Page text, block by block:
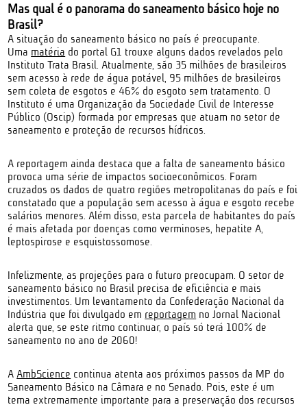
Mas qual é o panorama do saneamento básico hoje no
Brasil?
A situação do saneamento básico no país é preocupante.
Uma matéria do portal G1 trouxe alguns dados revelados pelo
Instituto Trata Brasil. Atualmente, são 35 milhões de brasileiros
sem acesso à rede de água potável, 95 milhões de brasileiros
sem coleta de esgotos e 46% do esgoto sem tratamento. O
Instituto é uma Organização da Sociedade Civil de Interesse
Público (Oscip) formada por empresas que atuam no setor de
saneamento e proteção de recursos hídricos.
A reportagem ainda destaca que a falta de saneamento básico
provoca uma série de impactos socioeconômicos. Foram
cruzados os dados de quatro regiões metropolitanas do país e foi
constatado que a população sem acesso à água e esgoto recebe
salários menores. Além disso, esta parcela de habitantes do país
é mais afetada por doenças como verminoses, hepatite A,
leptospirose e esquistossomose.
Infelizmente, as projeções para o futuro preocupam. O setor de
saneamento básico no Brasil precisa de eficiência e mais
investimentos. Um levantamento da Confederação Nacional da
Indústria que foi divulgado em reportagem no Jornal Nacional
alerta que, se este ritmo continuar, o país só terá 100% de
saneamento no ano de 2060!
AAmbScience continua atenta aos próximos passos da MP do
Saneamento Básico na Câmara e no Senado. Pois, este é um
tema extremamente importante para a preservação dos recursos